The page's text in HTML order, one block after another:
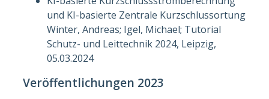
und KI-basierte Zentrale Kurzschlussortung
Winter, Andreas; Igel, Michael; Tutorial
Schutz- und Leittechnik 2024, Leipzig,
05.03.2024
Veröffentlichungen 2023